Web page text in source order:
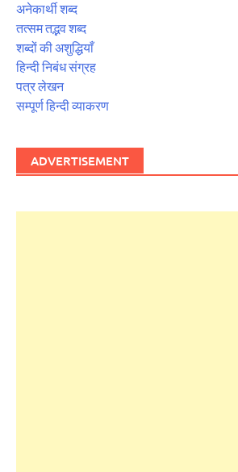
अनेकार्थी शब्द
तत्सम तद्भव शब्द
शब्दों की अशुद्धियाँ
हिन्दी निबंध संग्रह
पत्र लेखन
सम्पूर्ण हिन्दी व्याकरण
ADVERTISEMENT